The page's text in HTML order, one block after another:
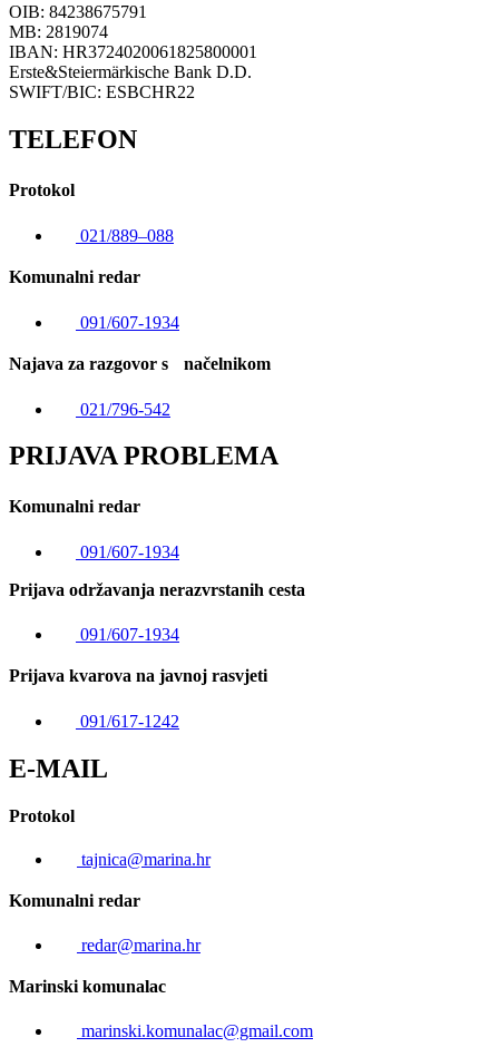
OIB: 84238675791
MB: 2819074
IBAN: HR3724020061825800001
Erste&Steiermärkische Bank D.D.
SWIFT/BIC: ESBCHR22
TELEFON
Protokol
021/889–088
Komunalni redar
091/607-1934
Najava za razgovor s načelnikom
021/796-542
PRIJAVA PROBLEMA
Komunalni redar
091/607-1934
Prijava održavanja nerazvrstanih cesta
091/607-1934
Prijava kvarova na javnoj rasvjeti
091/617-1242
E-MAIL
Protokol
tajnica@marina.hr
Komunalni redar
redar@marina.hr
Marinski komunalac
marinski.komunalac@gmail.com